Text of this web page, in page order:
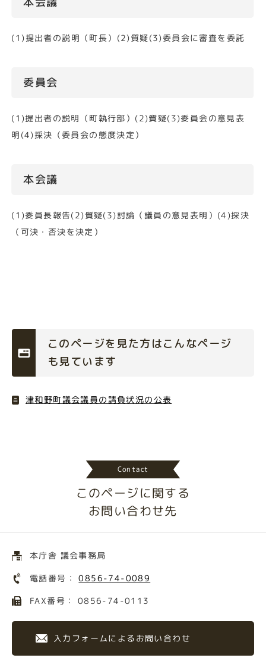
(1)提出者の説明（町長）(2)質疑(3)委員会に審査を委託
委員会
(1)提出者の説明（町執行部）(2)質疑(3)委員会の意見表
明(4)採決（委員会の態度決定）
本会議
(1)委員長報告(2)質疑(3)討論（議員の意見表明）(4)採決
（可決・否決を決定）
このページを見た方はこんなページ
も見ています
津和野町議会議員の請負状況の公表
Contact
このページに関する
お問い合わせ先
本庁舎 議会事務局
電話番号：0856-74-0089
FAX番号： 0856-74-0113
入力フォームによるお問い合わせ